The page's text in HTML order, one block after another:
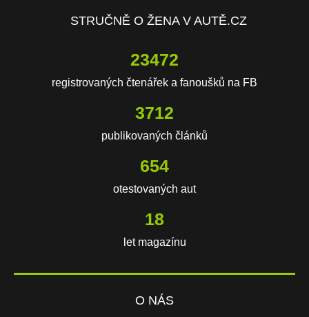
STRUČNĚ O ŽENA V AUTĚ.CZ
23472
registrovaných čtenářek a fanoušků na FB
3712
publikovaných článků
654
otestovaných aut
18
let magazínu
O NÁS